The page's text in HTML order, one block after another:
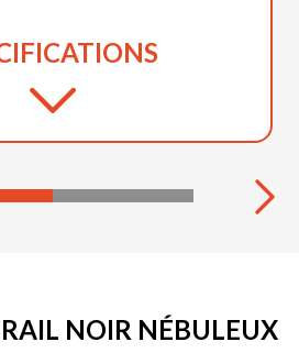
NOIR NÉBULEUX